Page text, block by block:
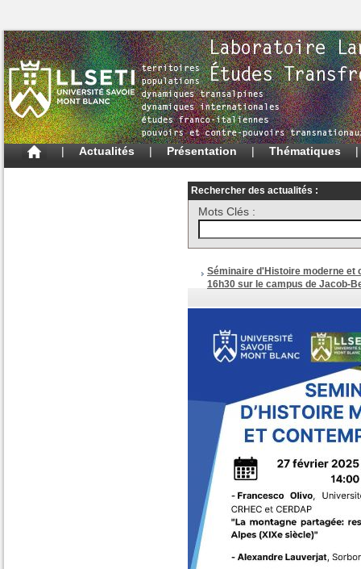
| Actualités | Présentation | Thématiques
Rechercher des actualités :
Mots Clés :
Séminaire d'Histoire moderne et
16h30 sur le campus de Jacob-